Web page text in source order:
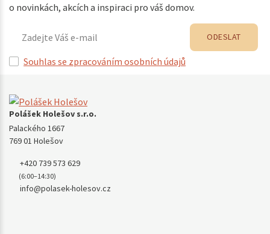
o novinkách, akcích a inspiraci pro váš domov.
Souhlas se zpracováním osobních údajů
ODESLAT
Polášek Holešov s.r.o.
Palackého 1667
769 01 Holešov
+420 739 573 629
(6:00–14:30)
info@polasek-holesov.cz